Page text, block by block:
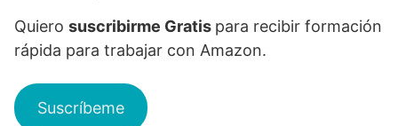
Quiero suscribirme Gratis para recibir formación
rápida para trabajar con Amazon.
Suscríbeme